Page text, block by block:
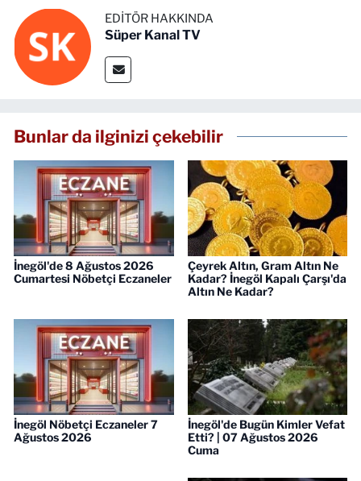
EDITÖR HAKKINDA
Süper Kanal TV
Bunlar da ilginizi çekebilir
İnegöl'de 8 Ağustos 2026
Cumartesi Nöbetçi Eczaneler
Çeyrek Altın, Gram Altın Ne
Kadar? İnegöl Kapalı Çarşı'da
Altın Ne Kadar?
İnegöl Nöbetçi Eczaneler 7
Ağustos 2026
İnegöl'de Bugün Kimler Vefat
Etti? | 07 Ağustos 2026
Cuma